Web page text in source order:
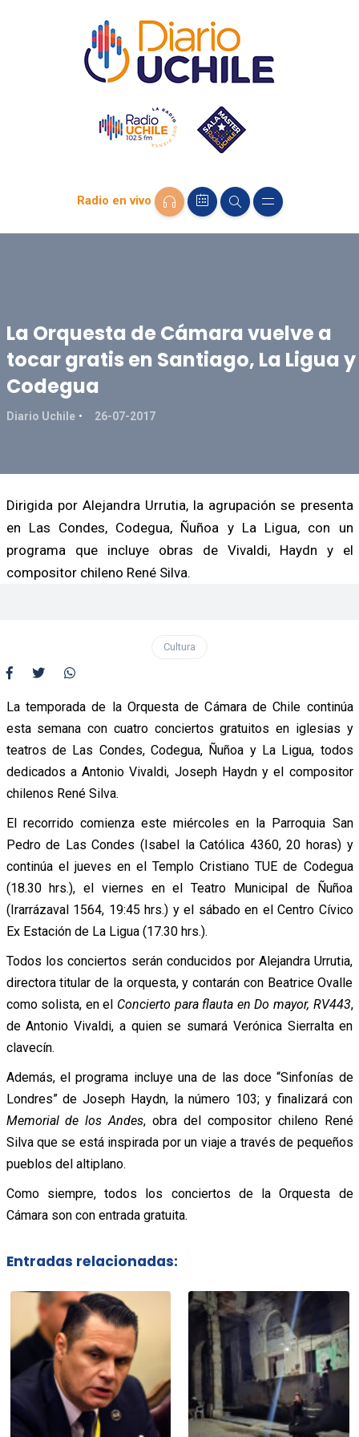
Radio en vivo
La Orquesta de Cámara vuelve a
tocar gratis en Santiago, La Ligua y
Codegua
Diario Uchile 26-07-2017
Dirigida por Alejandra Urrutia, la agrupación se presenta
en Las Condes, Codegua, Ñuñoa y La Ligua, con un
programa que incluye obras de Vivaldi, Haydn y el
compositor chileno René Silva.
Cultura
La temporada de la Orquesta de Cámara de Chile continúa
esta semana con cuatro conciertos gratuitos en iglesias y
teatros de Las Condes, Codegua, Ñuñoa y La Ligua, todos
dedicados a Antonio Vivaldi, Joseph Haydn y el compositor
chilenos René Silva.
El recorrido comienza este miércoles en la Parroquia San
Pedro de Las Condes (Isabel la Católica 4360, 20 horas) y
continúa el jueves en el Templo Cristiano TUE de Codegua
(18.30 hrs.), el viernes en el Teatro Municipal de Ñuñoa
(Irarrázaval 1564, 19:45 hrs.) y el sábado en el Centro Cívico
Ex Estación de La Ligua (17.30 hrs.).
Todos los conciertos serán conducidos por Alejandra Urrutia,
directora titular de la orquesta, y contarán con Beatrice Ovalle
como solista, en el Concierto para flauta en Do mayor, RV443,
de Antonio Vivaldi, a quien se sumará Verónica Sierralta en
clavecín.
Además, el programa incluye una de las doce “Sinfonías de
Londres” de Joseph Haydn, la número 103; y finalizará con
Memorial de los Andes, obra del compositor chileno René
Silva que se está inspirada por un viaje a través de pequeños
pueblos del altiplano.
Como siempre, todos los conciertos de la Orquesta de
Cámara son con entrada gratuita.
Entradas relacionadas: